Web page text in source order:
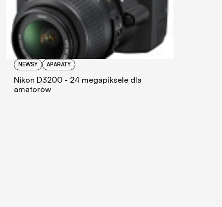
NEWSY APARATY
Nikon D3200 - 24 megapiksele dla
amatorów